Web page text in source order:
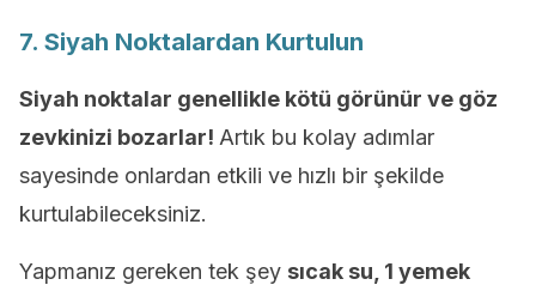
7. Siyah Noktalardan Kurtulun
Siyah noktalar genellikle kötü görünür ve göz
zevkinizi bozarlar! Artık bu kolay adımlar
sayesinde onlardan etkili ve hızlı bir şekilde
kurtulabileceksiniz.
Yapmanız gereken tek şey sıcak su, 1 yemek